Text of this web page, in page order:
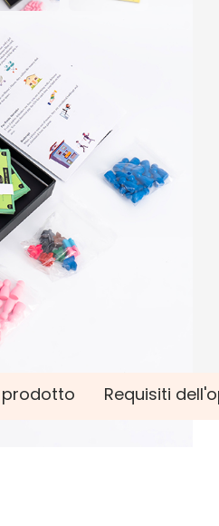
prodotto Requisiti